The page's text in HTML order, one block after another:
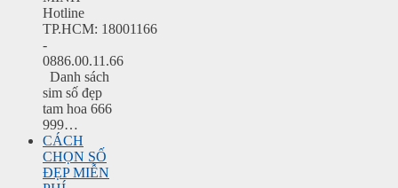
Hotline
TP.HCM: 18001166
-
0886.00.11.66
Danh sách
sim số đẹp
tam hoa 666
999…
CÁCH
CHỌN SỐ
ĐẸP MIỄN